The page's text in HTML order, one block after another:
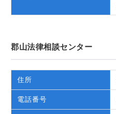
郡山法律相談センター
住所
電話番号